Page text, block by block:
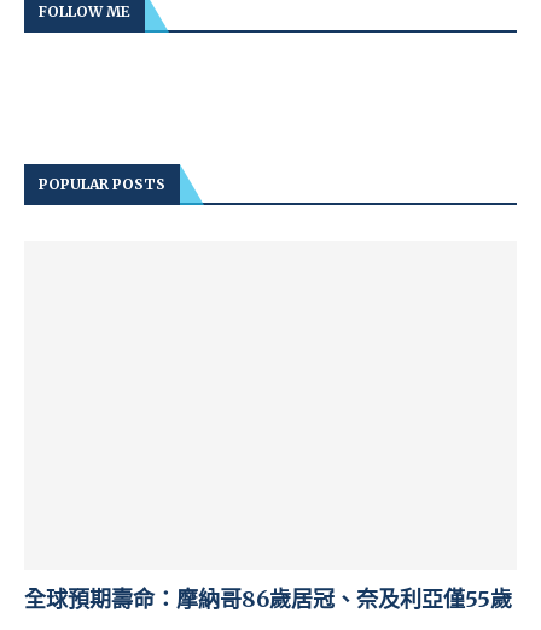
FOLLOW ME
POPULAR POSTS
全球預期壽命：摩納哥86歲居冠、奈及利亞僅55歲